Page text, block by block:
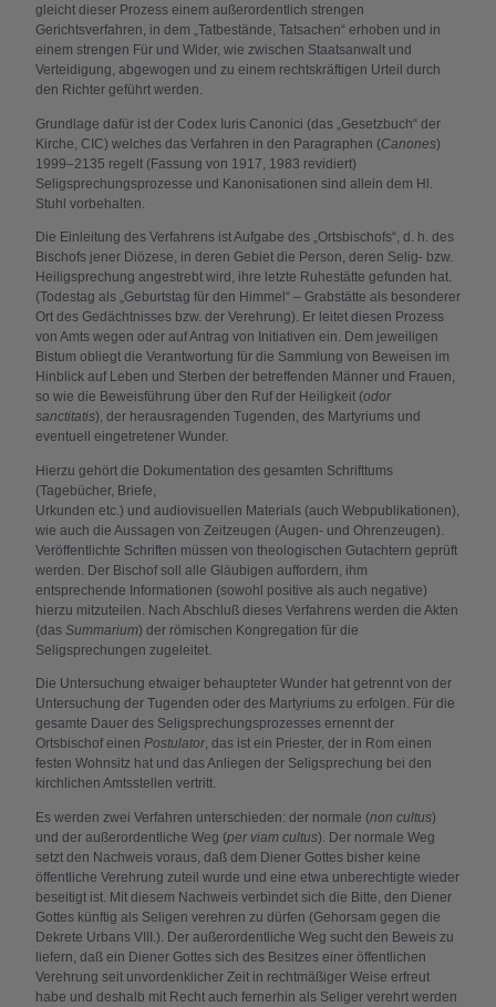
gleicht dieser Prozess einem außerordentlich strengen
Gerichtsverfahren, in dem „Tatbestände, Tatsachen“ erhoben und in
einem strengen Für und Wider, wie zwischen Staatsanwalt und
Verteidigung, abgewogen und zu einem rechtskräftigen Urteil durch
den Richter geführt werden.
Grundlage dafür ist der Codex Iuris Canonici (das „Gesetzbuch“ der
Kirche, CIC) welches das Verfahren in den Paragraphen (Canones)
1999–2135 regelt (Fassung von 1917, 1983 revidiert)
Seligsprechungsprozesse und Kanonisationen sind allein dem Hl.
Stuhl vorbehalten.
Die Einleitung des Verfahrens ist Aufgabe des „Ortsbischofs“, d. h. des
Bischofs jener Diözese, in deren Gebiet die Person, deren Selig- bzw.
Heiligsprechung angestrebt wird, ihre letzte Ruhestätte gefunden hat.
(Todestag als „Geburtstag für den Himmel“ – Grabstätte als besonderer
Ort des Gedächtnisses bzw. der Verehrung). Er leitet diesen Prozess
von Amts wegen oder auf Antrag von Initiativen ein. Dem jeweiligen
Bistum obliegt die Verantwortung für die Sammlung von Beweisen im
Hinblick auf Leben und Sterben der betreffenden Männer und Frauen,
so wie die Beweisführung über den Ruf der Heiligkeit (odor
sanctitatis), der herausragenden Tugenden, des Martyriums und
eventuell eingetretener Wunder.
Hierzu gehört die Dokumentation des gesamten Schrifttums
(Tagebücher, Briefe,
Urkunden etc.) und audiovisuellen Materials (auch Webpublikationen),
wie auch die Aussagen von Zeitzeugen (Augen- und Ohrenzeugen).
Veröffentlichte Schriften müssen von theologischen Gutachtern geprüft
werden. Der Bischof soll alle Gläubigen auffordern, ihm
entsprechende Informationen (sowohl positive als auch negative)
hierzu mitzuteilen. Nach Abschluß dieses Verfahrens werden die Akten
(das Summarium) der römischen Kongregation für die
Seligsprechungen zugeleitet.
Die Untersuchung etwaiger behaupteter Wunder hat getrennt von der
Untersuchung der Tugenden oder des Martyriums zu erfolgen. Für die
gesamte Dauer des Seligsprechungsprozesses ernennt der
Ortsbischof einen Postulator, das ist ein Priester, der in Rom einen
festen Wohnsitz hat und das Anliegen der Seligsprechung bei den
kirchlichen Amtsstellen vertritt.
Es werden zwei Verfahren unterschieden: der normale (non cultus)
und der außerordentliche Weg (per viam cultus). Der normale Weg
setzt den Nachweis voraus, daß dem Diener Gottes bisher keine
öffentliche Verehrung zuteil wurde und eine etwa unberechtigte wieder
beseitigt ist. Mit diesem Nachweis verbindet sich die Bitte, den Diener
Gottes künftig als Seligen verehren zu dürfen (Gehorsam gegen die
Dekrete Urbans VIII.). Der außerordentliche Weg sucht den Beweis zu
liefern, daß ein Diener Gottes sich des Besitzes einer öffentlichen
Verehrung seit unvordenklicher Zeit in rechtmäßiger Weise erfreut
habe und deshalb mit Recht auch fernerhin als Seliger verehrt werden